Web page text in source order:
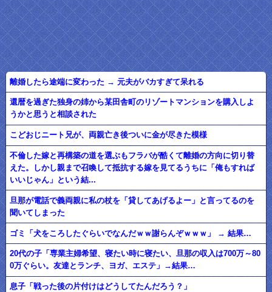
離婚したら途端に変わった → 元夫がバカすぎて呆れる
還暦を過ぎた独身の姉から某田舎町のリゾートマンションを購入しよ
うかと思うと相談された
こどおじニート兄が、両親亡き後ついに金が尽きた模様
不倫した嫁と再構築の道を選ぶもフラバが酷くて離婚の方向に切り替
えた。しかし親まで召喚して抵抗する嫁を見てるうちに「俺もすれば
いいじゃん」という結...
旦那が電話で義両親に私の杖を「貸してあげるよー」と言ってるのを
聞いてしまった
ゴミ「犬をころしたぐらいでなんだｗｗ謝らんぞｗｗｗ」 → 結果…
20代の子「専業主婦希望、寝たい時に寝たい、旦那の収入は700万～80
0万ぐらい。友達とランチ、ヨガ、エステ」→結果…
息子「戦った後の片付けはどうしてたんだろう？」